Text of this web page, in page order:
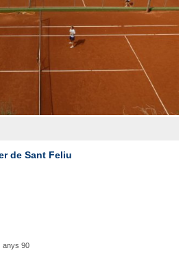
de Sant Feliu
anys 90